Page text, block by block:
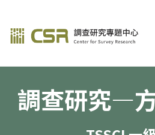
調查研究—方法
調查研究—